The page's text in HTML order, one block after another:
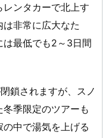
ンタカーで北上す
非常に広大なた
は最低でも2～3日間
鎖されますが、スノ
季限定のツアーも
中で湯気を上げる